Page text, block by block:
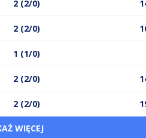
2 (2/0)
2 (2/0)
1 (1/0)
2 (2/0)
2 (2/0)
WIĘCEJ